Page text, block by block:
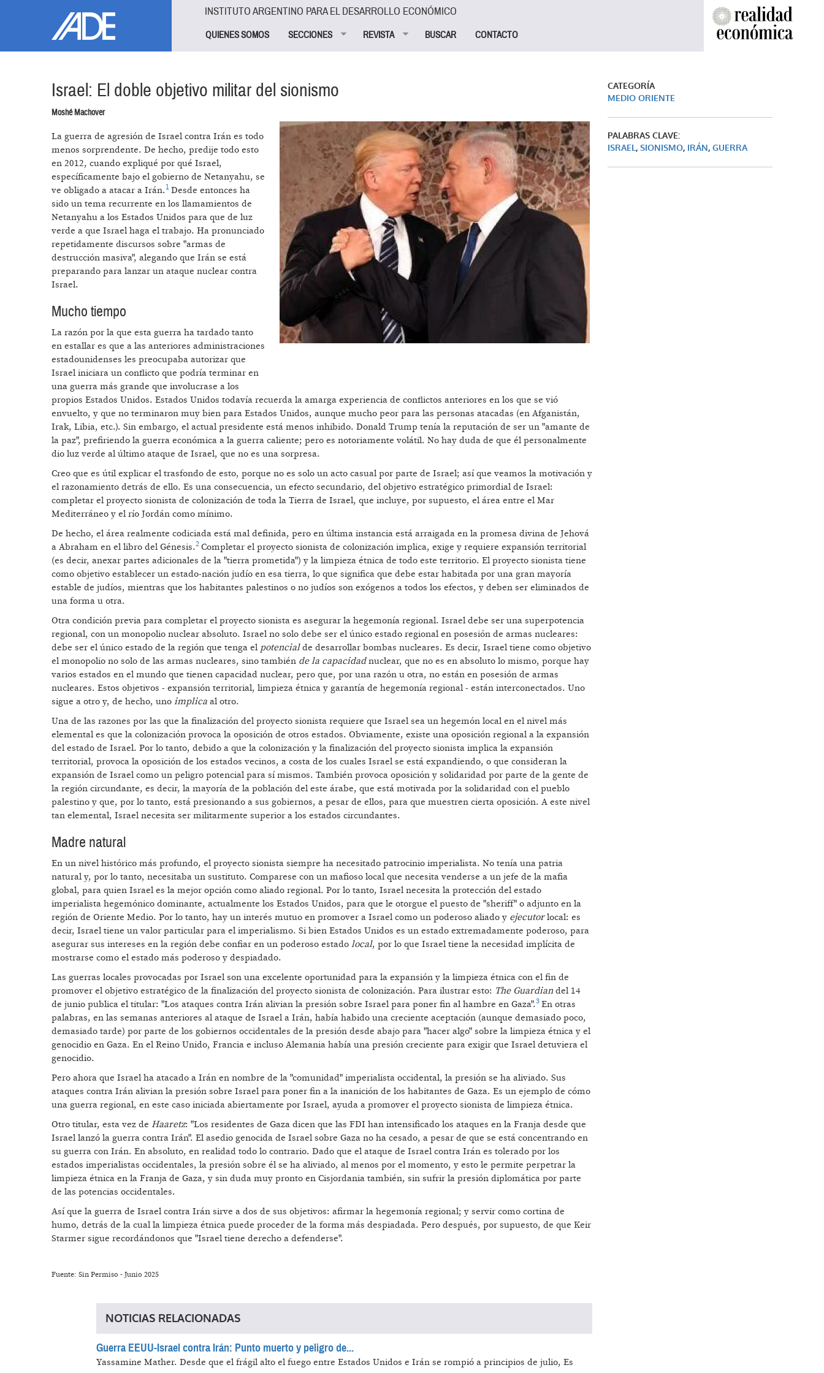
INSTITUTO ARGENTINO PARA EL DESARROLLO ECONÓMICO
QUIENES SOMOS SECCIONES REVISTA BUSCAR CONTACTO
Israel: El doble objetivo militar del sionismo
Moshé Machover
La guerra de agresión de Israel contra Irán es todo
menos sorprendente. De hecho, predije todo esto
en 2012, cuando expliqué por qué Israel,
específicamente bajo el gobierno de Netanyahu, se
ve obligado a atacar a Irán.1 Desde entonces ha
sido un tema recurrente en los llamamientos de
Netanyahu a los Estados Unidos para que de luz
verde a que Israel haga el trabajo. Ha pronunciado
repetidamente discursos sobre "armas de
destrucción masiva", alegando que Irán se está
preparando para lanzar un ataque nuclear contra
Israel.
Mucho tiempo
La razón por la que esta guerra ha tardado tanto
en estallar es que a las anteriores administraciones
estadounidenses les preocupaba autorizar que
Israel iniciara un conflicto que podría terminar en
una guerra más grande que involucrase a los
propios Estados Unidos. Estados Unidos todavía recuerda la amarga experiencia de conflictos anteriores en los que se vió
envuelto, y que no terminaron muy bien para Estados Unidos, aunque mucho peor para las personas atacadas (en Afganistán,
Irak, Libia, etc.). Sin embargo, el actual presidente está menos inhibido. Donald Trump tenía la reputación de ser un "amante de
la paz", prefiriendo la guerra económica a la guerra caliente; pero es notoriamente volátil. No hay duda de que él personalmente
dio luz verde al último ataque de Israel, que no es una sorpresa.
Creo que es útil explicar el trasfondo de esto, porque no es solo un acto casual por parte de Israel; así que veamos la motivación y
el razonamiento detrás de ello. Es una consecuencia, un efecto secundario, del objetivo estratégico primordial de Israel:
completar el proyecto sionista de colonización de toda la Tierra de Israel, que incluye, por supuesto, el área entre el Mar
Mediterráneo y el río Jordán como mínimo.
De hecho, el área realmente codiciada está mal definida, pero en última instancia está arraigada en la promesa divina de Jehová
a Abraham en el libro del Génesis.2 Completar el proyecto sionista de colonización implica, exige y requiere expansión territorial
(es decir, anexar partes adicionales de la "tierra prometida") y la limpieza étnica de todo este territorio. El proyecto sionista tiene
como objetivo establecer un estado-nación judío en esa tierra, lo que significa que debe estar habitada por una gran mayoría
estable de judíos, mientras que los habitantes palestinos o no judíos son exógenos a todos los efectos, y deben ser eliminados de
una forma u otra.
Otra condición previa para completar el proyecto sionista es asegurar la hegemonía regional. Israel debe ser una superpotencia
regional, con un monopolio nuclear absoluto. Israel no solo debe ser el único estado regional en posesión de armas nucleares:
debe ser el único estado de la región que tenga el potencialde desarrollar bombas nucleares. Es decir, Israel tiene como objetivo
el monopolio no solo de las armas nucleares, sino también de la capacidadnuclear, que no es en absoluto lo mismo, porque hay
varios estados en el mundo que tienen capacidad nuclear, pero que, por una razón u otra, no están en posesión de armas
nucleares. Estos objetivos - expansión territorial, limpieza étnica y garantía de hegemonía regional - están interconectados. Uno
sigue a otro y, de hecho, uno implica al otro.
Una de las razones por las que la finalización del proyecto sionista requiere que Israel sea un hegemón local en el nivel más
elemental es que la colonización provoca la oposición de otros estados. Obviamente, existe una oposición regional a la expansión
del estado de Israel. Por lo tanto, debido a que la colonización y la finalización del proyecto sionista implica la expansión
territorial, provoca la oposición de los estados vecinos, a costa de los cuales Israel se está expandiendo, o que consideran la
expansión de Israel como un peligro potencial para sí mismos. También provoca oposición y solidaridad por parte de la gente de
la región circundante, es decir, la mayoría de la población del este árabe, que está motivada por la solidaridad con el pueblo
palestino y que, por lo tanto, está presionando a sus gobiernos, a pesar de ellos, para que muestren cierta oposición. A este nivel
tan elemental, Israel necesita ser militarmente superior a los estados circundantes.
Madre natural
En un nivel histórico más profundo, el proyecto sionista siempre ha necesitado patrocinio imperialista. No tenía una patria
natural y, por lo tanto, necesitaba un sustituto. Comparese con un mafioso local que necesita venderse a un jefe de la mafia
global, para quien Israel es la mejor opción como aliado regional. Por lo tanto, Israel necesita la protección del estado
imperialista hegemónico dominante, actualmente los Estados Unidos, para que le otorgue el puesto de "sheriff" o adjunto en la
región de Oriente Medio. Por lo tanto, hay un interés mutuo en promover a Israel como un poderoso aliado y ejecutorlocal: es
decir, Israel tiene un valor particular para el imperialismo. Si bien Estados Unidos es un estado extremadamente poderoso, para
asegurar sus intereses en la región debe confiar en un poderoso estado local, por lo que Israel tiene la necesidad implícita de
mostrarse como el estado más poderoso y despiadado.
Las guerras locales provocadas por Israel son una excelente oportunidad para la expansión y la limpieza étnica con el fin de
promover el objetivo estratégico de la finalización del proyecto sionista de colonización. Para ilustrar esto: The Guardian del 14
de junio publica el titular: "Los ataques contra Irán alivian la presión sobre Israel para poner fin al hambre en Gaza".3 En otras
palabras, en las semanas anteriores al ataque de Israel a Irán, había habido una creciente aceptación (aunque demasiado poco,
demasiado tarde) por parte de los gobiernos occidentales de la presión desde abajo para "hacer algo" sobre la limpieza étnica y el
genocidio en Gaza. En el Reino Unido, Francia e incluso Alemania había una presión creciente para exigir que Israel detuviera el
genocidio.
Pero ahora que Israel ha atacado a Irán en nombre de la "comunidad" imperialista occidental, la presión se ha aliviado. Sus
ataques contra Irán alivian la presión sobre Israel para poner fin a la inanición de los habitantes de Gaza. Es un ejemplo de cómo
una guerra regional, en este caso iniciada abiertamente por Israel, ayuda a promover el proyecto sionista de limpieza étnica.
Otro titular, esta vez de Haaretz: "Los residentes de Gaza dicen que las FDI han intensificado los ataques en la Franja desde que
Israel lanzó la guerra contra Irán". El asedio genocida de Israel sobre Gaza no ha cesado, a pesar de que se está concentrando en
su guerra con Irán. En absoluto, en realidad todo lo contrario. Dado que el ataque de Israel contra Irán es tolerado por los
estados imperialistas occidentales, la presión sobre él se ha aliviado, al menos por el momento, y esto le permite perpetrar la
limpieza étnica en la Franja de Gaza, y sin duda muy pronto en Cisjordania también, sin sufrir la presión diplomática por parte
de las potencias occidentales.
Así que la guerra de Israel contra Irán sirve a dos de sus objetivos: afirmar la hegemonía regional; y servir como cortina de
humo, detrás de la cual la limpieza étnica puede proceder de la forma más despiadada. Pero después, por supuesto, de que Keir
Starmer sigue recordándonos que "Israel tiene derecho a defenderse".
Fuente: Sin Permiso - Junio 2025
NOTICIAS RELACIONADAS
Guerra EEUU-Israel contra Irán: Punto muerto y peligro de...
Yassamine Mather. Desde que el frágil alto el fuego entre Estados Unidos e Irán se rompió a principios de julio, Es
CATEGORÍA
MEDIO ORIENTE
PALABRAS CLAVE:
ISRAEL, SIONISMO, IRÁN, GUERRA